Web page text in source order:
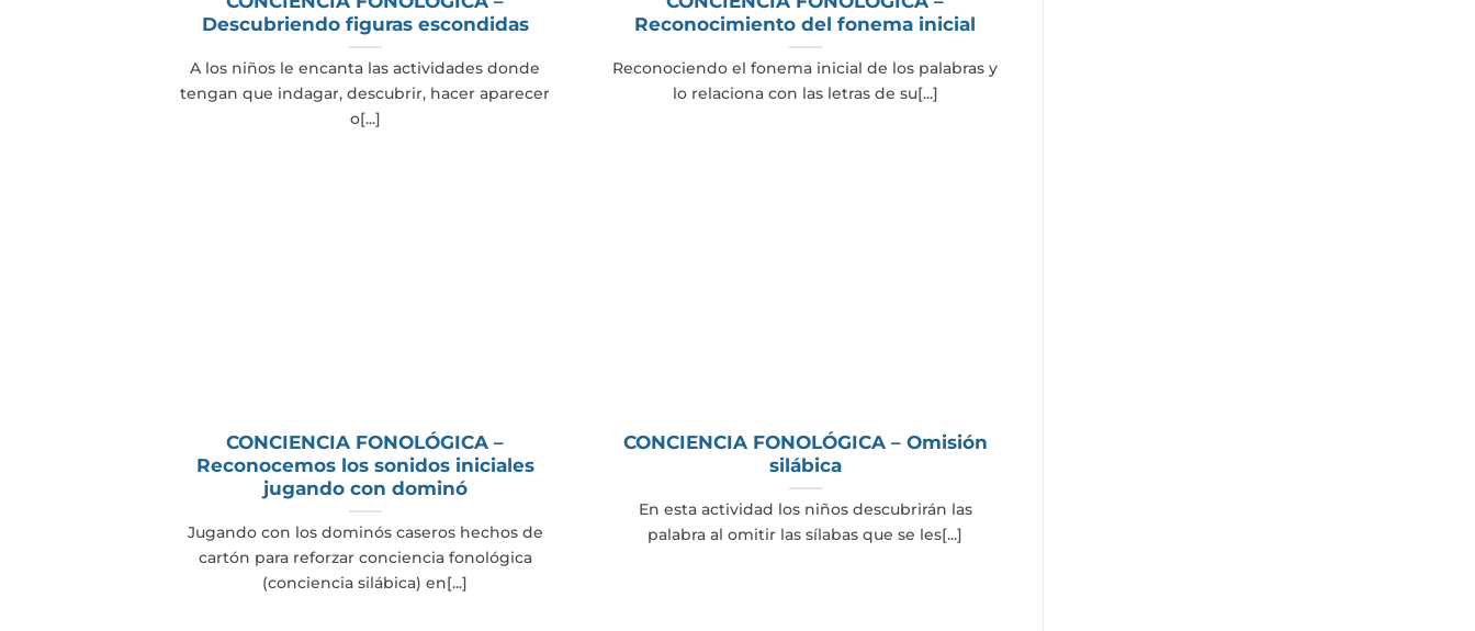
Descubriendo figuras escondidas
A los niños le encanta las actividades donde
tengan que indagar, descubrir, hacer aparecer
o[...]
Reconocimiento del fonema inicial
Reconociendo el fonema inicial de los palabras y
lo relaciona con las letras de su[...]
CONCIENCIA FONOLÓGICA –
Reconocemos los sonidos iniciales
jugando con dominó
Jugando con los dominós caseros hechos de
cartón para reforzar conciencia fonológica
(conciencia silábica) en[...]
CONCIENCIA FONOLÓGICA – Omisión
silábica
En esta actividad los niños descubrirán las
palabra al omitir las sílabas que se les[...]